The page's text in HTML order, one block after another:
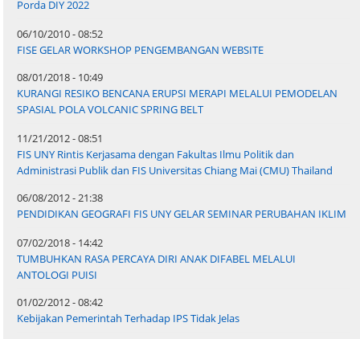
Porda DIY 2022
06/10/2010 - 08:52
FISE GELAR WORKSHOP PENGEMBANGAN WEBSITE
08/01/2018 - 10:49
KURANGI RESIKO BENCANA ERUPSI MERAPI MELALUI PEMODELAN
SPASIAL POLA VOLCANIC SPRING BELT
11/21/2012 - 08:51
FIS UNY Rintis Kerjasama dengan Fakultas Ilmu Politik dan
Administrasi Publik dan FIS Universitas Chiang Mai (CMU) Thailand
06/08/2012 - 21:38
PENDIDIKAN GEOGRAFI FIS UNY GELAR SEMINAR PERUBAHAN IKLIM
07/02/2018 - 14:42
TUMBUHKAN RASA PERCAYA DIRI ANAK DIFABEL MELALUI
ANTOLOGI PUISI
01/02/2012 - 08:42
Kebijakan Pemerintah Terhadap IPS Tidak Jelas